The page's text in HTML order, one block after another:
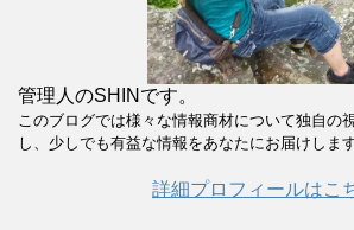
管理人のSHINです。
このブログでは様々な情報商材について独自の
し、少しでも有益な情報をあなたにお届けします
詳細プロフィールはこ